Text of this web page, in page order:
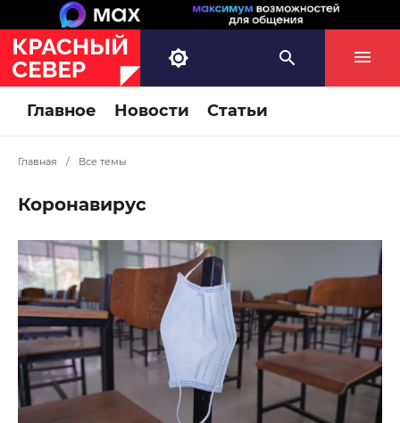
Главное Новости Статьи
Главная / Все темы
Коронавирус